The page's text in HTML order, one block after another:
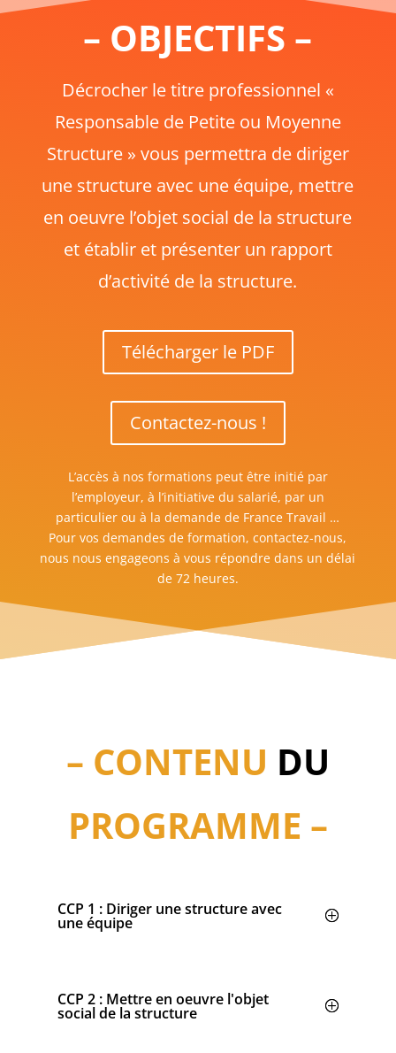
– OBJECTIFS –
Décrocher le titre professionnel «
Responsable de Petite ou Moyenne
Structure » vous permettra de diriger
une structure avec une équipe, mettre
en oeuvre l’objet social de la structure
et établir et présenter un rapport
d’activité de la structure.
Télécharger le PDF
Contactez-nous !
L’accès à nos formations peut être initié par
l’employeur, à l’initiative du salarié, par un
particulier ou à la demande de France Travail …
Pour vos demandes de formation, contactez-nous,
nous nous engageons à vous répondre dans un délai
de 72 heures.
– CONTENU DU
PROGRAMME –
CCP 1 : Diriger une structure avec
une équipe
CCP 2 : Mettre en oeuvre l'objet
social de la structure